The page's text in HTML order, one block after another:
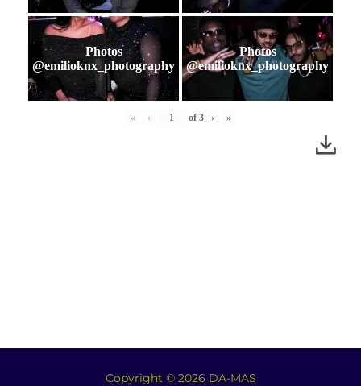
Photos
@emilioknx_photography
Photos
@emilioknx_photography
« ‹ of 3 › »
Copyright © 2026 DA-MAS